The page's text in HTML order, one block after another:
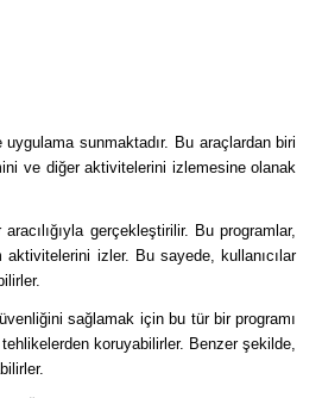
sunmaktadır. Bu araçlardan biri
ve diğer aktivitelerini izlemesine olanak
gerçekleştirilir. Bu programlar,
izler. Bu sayede, kullanıcılar
sağlamak için bu tür bir programı
koruyabilirler. Benzer şekilde,